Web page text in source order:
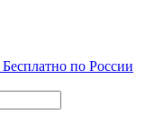
Бесплатно по России